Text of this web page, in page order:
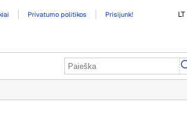
Privatumo politikos Prisijunk! LT